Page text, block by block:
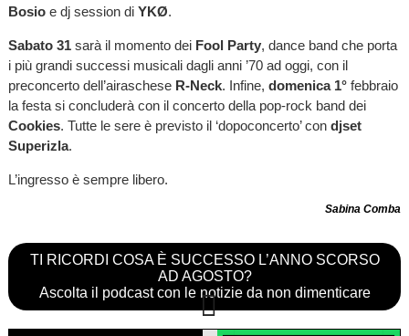
Bosioe dj session di YKØ.
Sabato 31sarà il momento dei Fool Party, dance band che porta
i più grandi successi musicali dagli anni ’70 ad oggi, con il
preconcerto dell’airaschese R-Neck. Infine, domenica 1°febbraio
la festa si concluderà con il concerto della pop-rock band dei
Cookies. Tutte le sere è previsto il ‘dopoconcerto’ con djset
Superizla.
L’ingresso è sempre libero.
Sabina Comba
TI RICORDI COSA È SUCCESSO L’ANNO SCORSO
AD AGOSTO?
Ascolta il podcast con le notizie da non dimenticare